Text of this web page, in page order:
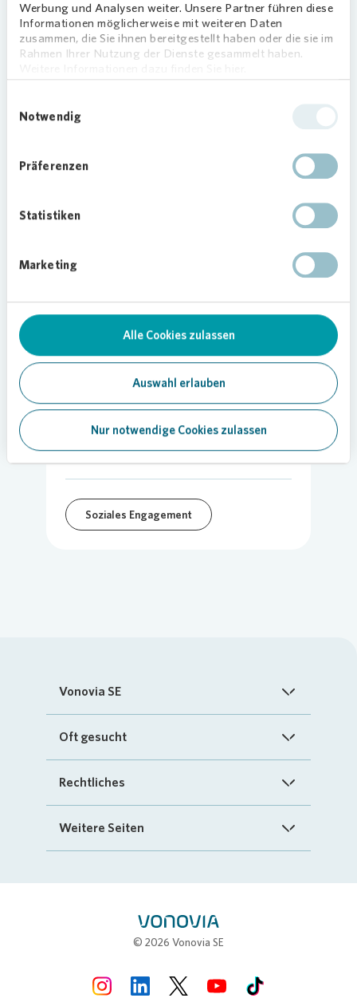
Werbung und Analysen weiter. Unsere Partner führen diese
Informationen möglicherweise mit weiteren Daten
zusammen, die Sie ihnen bereitgestellt haben oder die sie im
Rahmen Ihrer Nutzung der Dienste gesammelt haben.
Notwendig
Präferenzen
Statistiken
Marketing
Alle Cookies zulassen
Auswahl erlauben
Nur notwendige Cookies zulassen
abstellt und es so zum Stillstand bringt. Das Bild
soll den Betrachter zum Innehalten einladen und
die eigene Fantasie anregen.
Gallery“ seit Frühjahr 2020 Fassaden in Kassel
Fassadenbildern in Rothenditmold und bildet
unterstützt die „Public Art Gallery“ mit
einer Spende über 5.000 Euro.
Teilen
Soziales Engagement
Vonovia SE
Startseite
Investoren
Oft gesucht
FAQ
„Mein Vonovia“ App
Mein Zuhause
Rechtliches
Impressum
Weitere Seiten
© 2026 Vonovia SE